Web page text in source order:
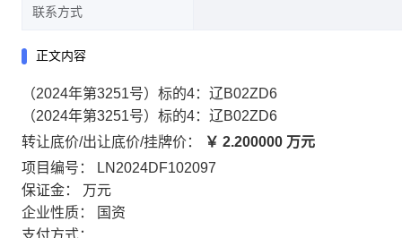
联系方式
正文内容
（2024年第3251号）标的4：辽B02ZD6
（2024年第3251号）标的4：辽B02ZD6
转让底价/出让底价/挂牌价：
￥ 2.200000 万元
项目编号： LN2024DF102097
保证金： 万元
企业性质： 国资
支付方式：